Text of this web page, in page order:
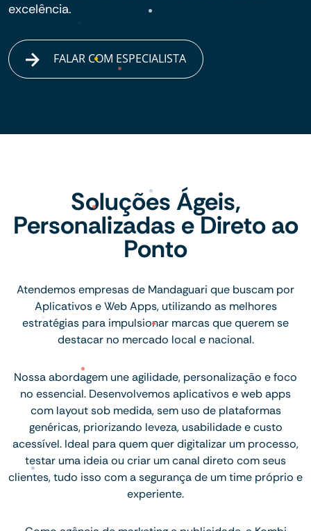
excelência.
FALAR COM ESPECIALISTA
Soluções Ágeis,
Personalizadas e Direto ao
Ponto
Atendemos empresas de Mandaguari que buscam por
Aplicativos e Web Apps, utilizando as melhores
estratégias para impulsionar marcas que querem se
destacar no mercado local e nacional.
Nossa abordagem une agilidade, personalização e foco
no essencial. Desenvolvemos aplicativos e web apps
com layout sob medida, sem uso de plataformas
genéricas, priorizando leveza, usabilidade e custo
acessível. Ideal para quem quer digitalizar um processo,
testar uma ideia ou criar um canal direto com seus
clientes, tudo isso com a segurança de um time próprio e
experiente.